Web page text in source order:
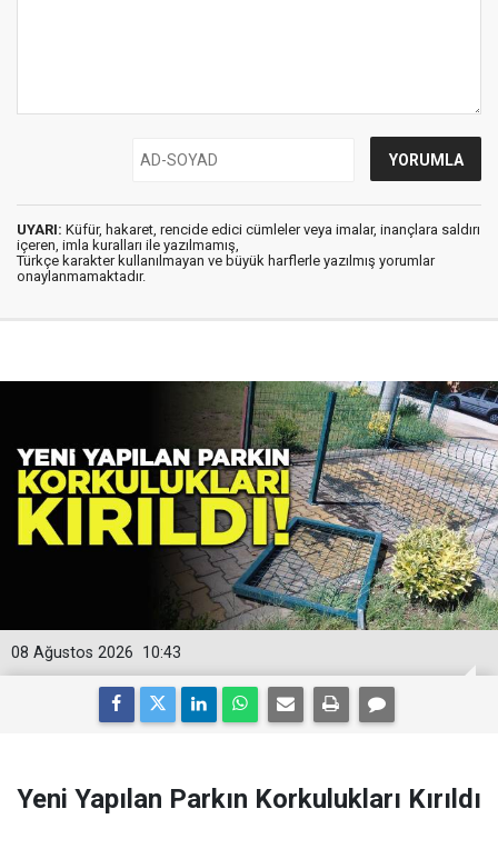
UYARI: Küfür, hakaret, rencide edici cümleler veya imalar, inançlara saldırı
içeren, imla kuralları ile yazılmamış,
Türkçe karakter kullanılmayan ve büyük harflerle yazılmış yorumlar
onaylanmamaktadır.
10:43
08 Ağustos 2026
Yeni Yapılan Parkın Korkulukları Kırıldı